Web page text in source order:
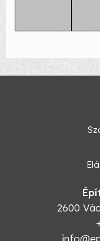
2600 Vác